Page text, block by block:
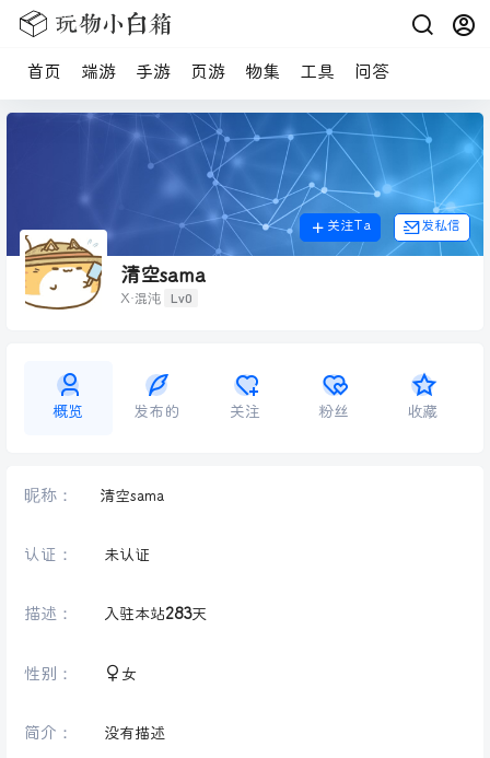
首页 端游 手游 页游 物集 工具 问答
清空sama
X·混沌 Lv0
关注Ta 发私信
概览 发布的 关注 粉丝 收藏
昵称： 清空sama
认证： 未认证
描述： 入驻本站283天
性别： 女
简介： 没有描述